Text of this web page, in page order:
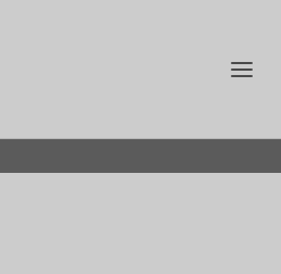
improve site navigation,
our marketing efforts. Find out